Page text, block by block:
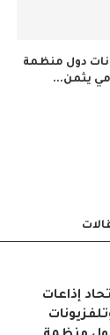
دول منظمة
يثمن...
إذاعات